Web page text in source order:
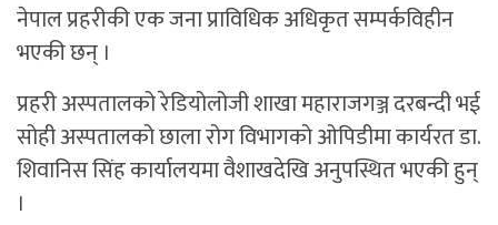
नेपाल प्रहरीकी एक जना प्राविधिक अधिकृत सम्पर्कविहीन
भएकी छन् ।
प्रहरी अस्पतालको रेडियोलोजी शाखा महाराजगञ्ज दरबन्दी भई
सोही अस्पतालको छाला रोग विभागको ओपिडीमा कार्यरत डा.
शिवानिस सिंह कार्यालयमा वैशाखदेखि अनुपस्थित भएकी हुन्
।